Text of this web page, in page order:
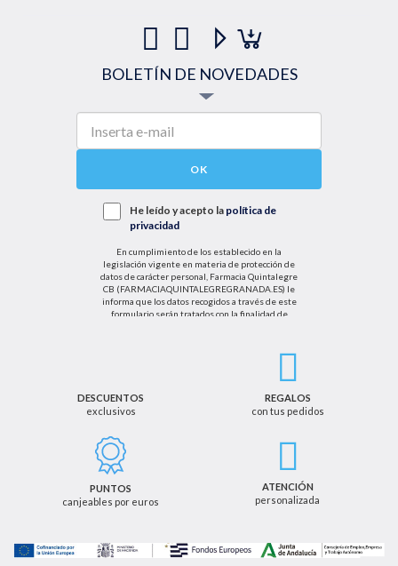
BOLETÍN DE NOVEDADES
OK
He leído y acepto la política de
privacidad
En cumplimiento de los establecido en la
legislación vigente en materia de protección de
datos de carácter personal, Farmacia Quintalegre
CB (FARMACIAQUINTALEGREGRANADA.ES) le
informa que los datos recogidos a través de este
formulario serán tratados con la finalidad de
el tratamiento de sus datos personales se basará
cancelación u oposición, así como los derechos
adicionales que le asisten a través de la dirección
de email info@farmaciaquintalegregranada.es, así
como a través de los medios detallados en la
información adicional sobre nuestra política de
privacidad que puede consultar en la dirección web
DESCUENTOS
exclusivos
REGALOS
con tus pedidos
PUNTOS
canjeables por euros
ATENCIÓN
personalizada